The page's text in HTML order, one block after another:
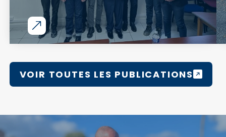
VOIR TOUTES LES PUBLICATIONS